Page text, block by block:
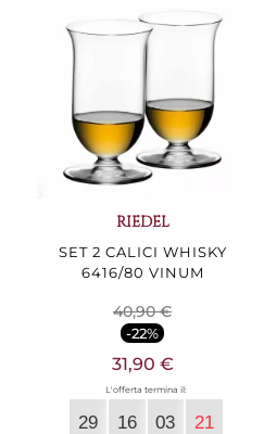
RIEDEL
SET 2 CALICI WHISKY
6416/80 VINUM
40,90 €
-22%
31,90 €
L'offerta termina il:
29 16 03 20